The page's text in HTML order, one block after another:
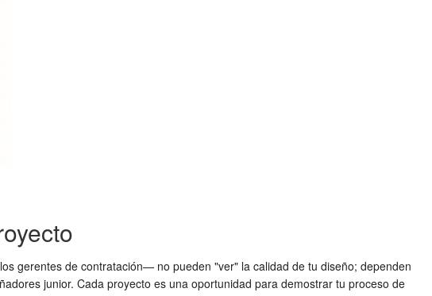
gerentes de contratación— no pueden "ver" la calidad de tu diseño; dependen
junior. Cada proyecto es una oportunidad para demostrar tu proceso de